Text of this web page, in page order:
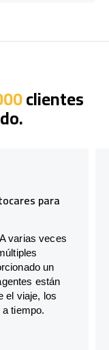
clientes
para
varias veces
un
están
el viaje, los
tiempo.